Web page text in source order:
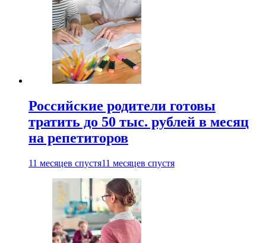
Российские родители готовы
тратить до 50 тыс. рублей в месяц
на репетиторов
11 месяцев спустя11 месяцев спустя